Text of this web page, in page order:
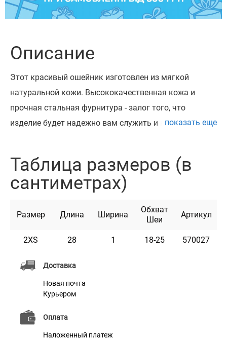
Доставка
Новая почта
Курьером
Оплата
Наложенный платеж
Описание
Этот красивый ошейник изготовлен из мягкой
натуральной кожи. Высококачественная кожа и
прочная стальная фурнитура - залог того, что
изделие будет надежно вам служить и надолго
шеи вашего кота гибкой сантиметровой лентой и
сверьте полученные данные с информацией в
отлично подходит для котов любых пород. Стальная
стильно. Все ошейники имеют насыщенный цвет и
выглядят в точности как на фотографиях.
Характеристики
показать еще
Таблица размеров (в
сантиметрах)
Размер Длина Ширина
Обхват
Шеи
Артикул
2XS 28 1 18-25 570027